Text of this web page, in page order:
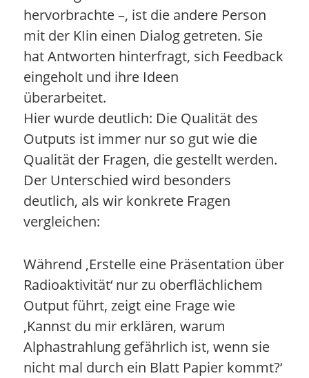
hervorbrachte –, ist die andere Person
mit der KIin einen Dialog getreten. Sie
hat Antworten hinterfragt, sich Feedback
eingeholt und ihre Ideen
überarbeitet.
Hier wurde deutlich: Die Qualität des
Outputs ist immer nur so gut wie die
Qualität der Fragen, die gestellt werden.
Der Unterschied wird besonders
deutlich, als wir konkrete Fragen
vergleichen:
Während ‚Erstelle eine Präsentation über
Radioaktivität‘ nur zu oberflächlichem
Output führt, zeigt eine Frage wie
‚Kannst du mir erklären, warum
Alphastrahlung gefährlich ist, wenn sie
nicht mal durch ein Blatt Papier kommt?‘